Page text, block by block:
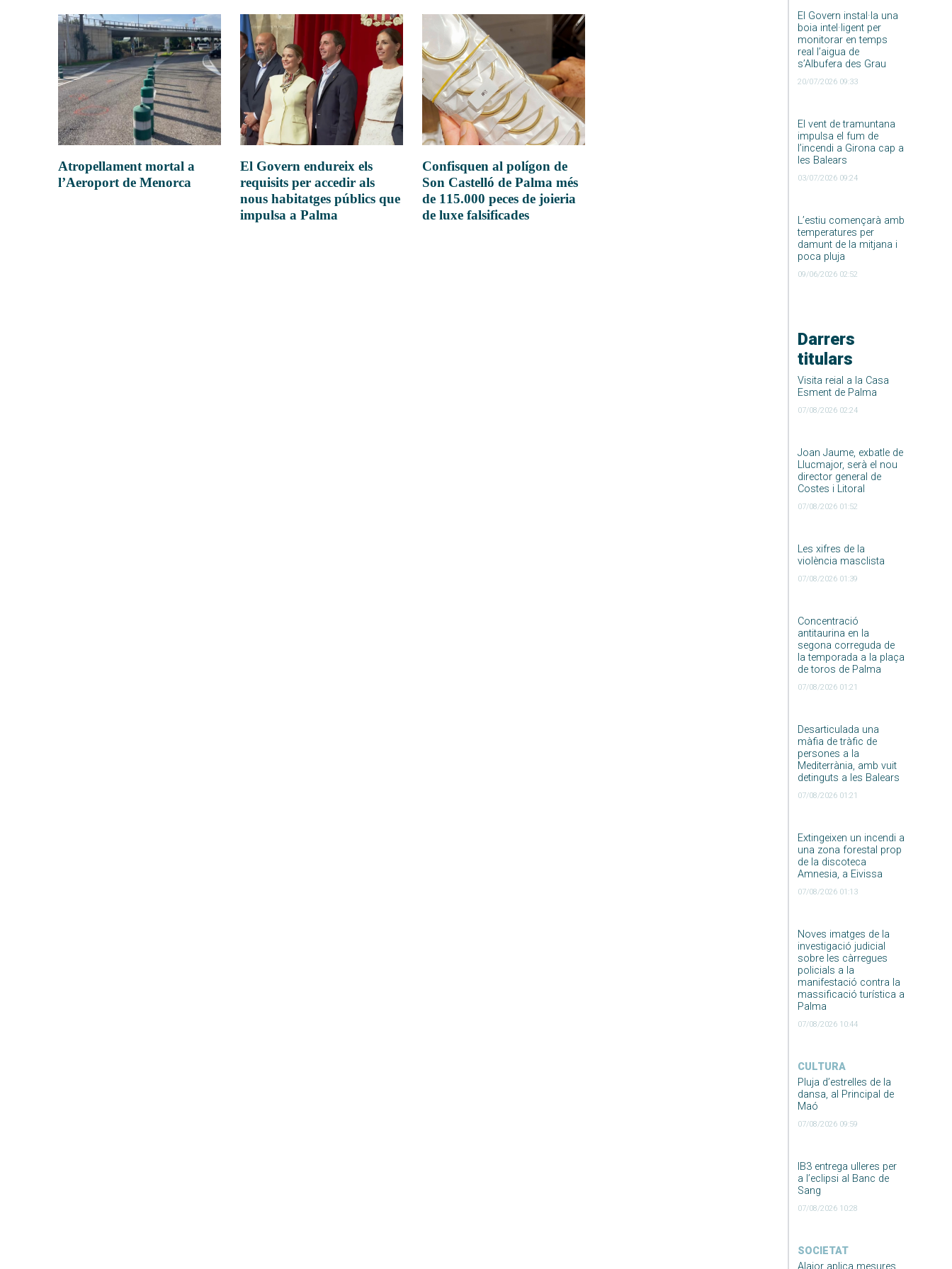
El Govern instal·la una
boia intel·ligent per
monitorar en temps
real l’aigua de
s’Albufera des Grau
20/07/2026 09:33
El vent de tramuntana
impulsa el fum de
l’incendi a Girona cap a
les Balears
03/07/2026 09:24
L’estiu començarà amb
temperatures per
damunt de la mitjana i
poca pluja
09/06/2026 02:52
Darrers
titulars
Visita reial a la Casa
Esment de Palma
07/08/2026 02:24
Joan Jaume, exbatle de
Llucmajor, serà el nou
director general de
Costes i Litoral
07/08/2026 01:52
Les xifres de la
violència masclista
07/08/2026 01:39
Concentració
antitaurina en la
segona correguda de
la temporada a la plaça
de toros de Palma
07/08/2026 01:21
Desarticulada una
màfia de tràfic de
persones a la
Mediterrània, amb vuit
detinguts a les Balears
07/08/2026 01:21
Extingeixen un incendi a
una zona forestal prop
de la discoteca
Amnesia, a Eivissa
07/08/2026 01:13
Noves imatges de la
investigació judicial
sobre les càrregues
policials a la
manifestació contra la
massificació turística a
Palma
07/08/2026 10:44
CULTURA
Pluja d’estrelles de la
dansa, al Principal de
Maó
07/08/2026 09:59
IB3 entrega ulleres per
a l’eclipsi al Banc de
Sang
07/08/2026 10:28
SOCIETAT
Alaior aplica mesures
Atropellament mortal a
l’Aeroport de Menorca
El Govern endureix els
requisits per accedir als
nous habitatges públics que
impulsa a Palma
Confisquen al polígon de
Son Castelló de Palma més
de 115.000 peces de joieria
de luxe falsificades